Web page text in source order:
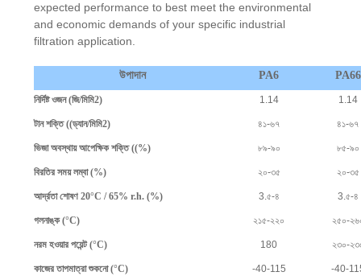
সাইট
ম্যাপ
PRIVACY
POLICY
expected performance to best meet the environmental
and economic demands of your specific industrial
filtration application.
উপাদান PA6 PA66
নির্দিষ্ট ওজন (জি/মিমি2) 1.14 1.14
টান শক্তি ((ড্যান/মিমি2) ৪১-৬৭ ৪১-৬৭
ভিজা অবস্থায় আপেক্ষিক শক্তি ((%) ৮৯-৯০ ৮৫-৯০
বিরতির সময় লম্বা (%) ২০-৩৫ ২০-৩৫
আর্দ্রতা শোষণ 20°C / 65% r.h. (%) 3.৫-৪ 3.৫-৪
গলনাঙ্ক (°C) ২১৫-২২০ ২৫০-
নরম হওয়ার পয়েন্ট (°C) 180 ২৩০-
কাজের তাপমাত্রা শুকনো (°C) -40-115 -40-